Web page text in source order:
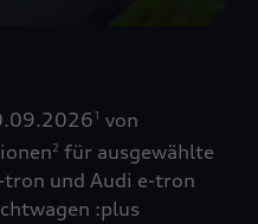
1 von
2 für ausgewählte
und Audi e-tron
:plus